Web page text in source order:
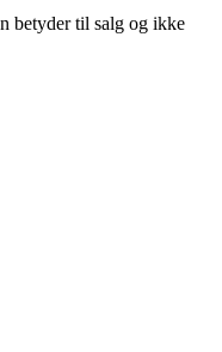
betyder til salg og ikke